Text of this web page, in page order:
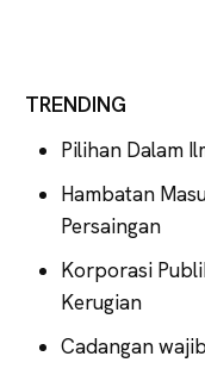
TRENDING
Pilihan Dalam
Hambatan
Persaingan
Korporasi
Kerugian
Cadangan